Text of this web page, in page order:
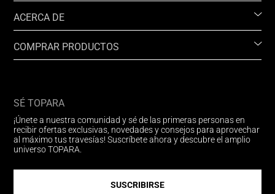
ACERCA DE
COMPRAR PRODUCTOS
SÉ TOPARA
¡Únete a nuestra comunidad y sé de las primeras personas en
recibir ofertas exclusivas, novedades y consejos para aprovechar
al máximo tus travesías! Suscríbete ahora y descubre el amplio
universo TOPARA.
SUSCRIBIRSE